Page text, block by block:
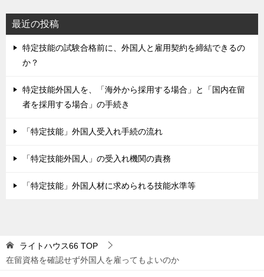
最近の投稿
特定技能の試験合格前に、外国人と雇用契約を締結できるの
か？
特定技能外国人を、「海外から採用する場合」と「国内在留
者を採用する場合」の手続き
「特定技能」外国人受入れ手続の流れ
「特定技能外国人」の受入れ機関の責務
「特定技能」外国人材に求められる技能水準等
ライトハウス66 TOP
在留資格を確認せず外国人を雇ってもよいのか